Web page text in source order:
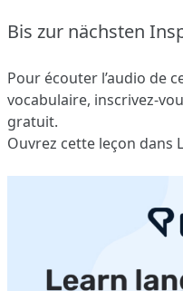
Bis zur nächsten
Pour écouter l’audio de
vocabulaire, inscrivez-
gratuit.
Ouvrez cette leçon dans